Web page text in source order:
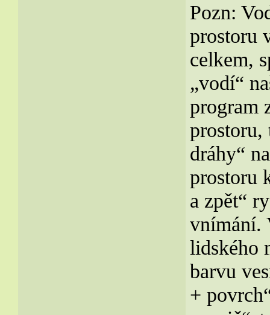
Pozn:
prostoru
celkem,
„vodí“
program
dráhy“
prostoru
a zpět“
vnímání.
lidského
barvu
+